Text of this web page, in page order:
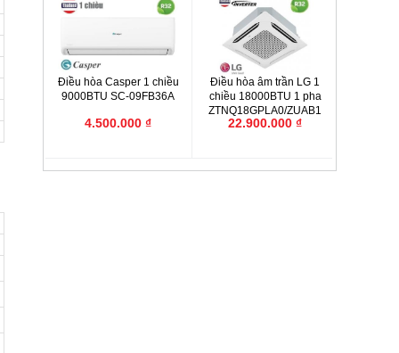
Điều hòa Casper 1 chiều
9000BTU SC-09FB36A
4.500.000 ₫
Điều hòa âm trần LG 1
chiều 18000BTU 1 pha
ZTNQ18GPLA0/ZUAB1
22.900.000 ₫